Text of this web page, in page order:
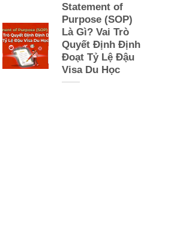
Statement of
Purpose (SOP)
Là Gì? Vai Trò
Quyết Định Định
Đoạt Tỷ Lệ Đậu
Visa Du Học